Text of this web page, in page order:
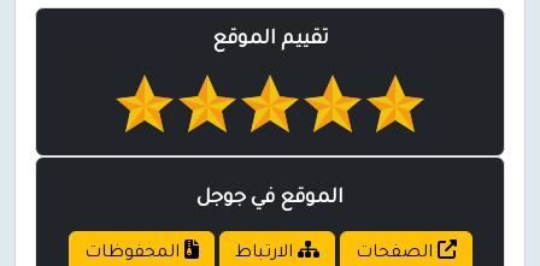
تقييم الموقع
الموقع في جوجل
الصفحات الارتباط المحفوظات